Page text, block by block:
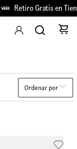
Gratis en Tiendas
Ordenar por